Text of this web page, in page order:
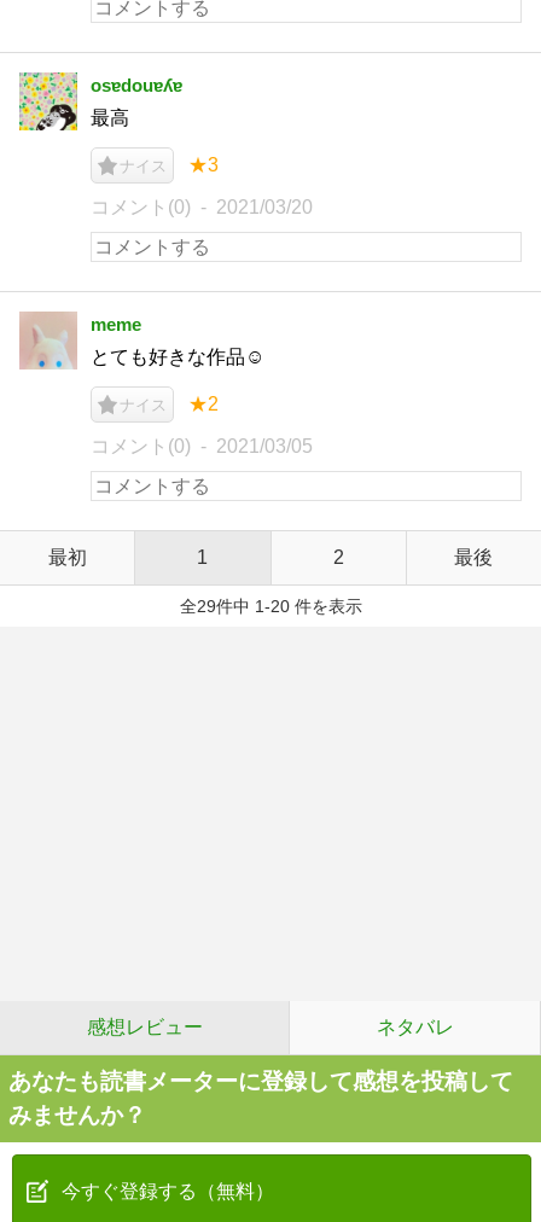
osɐdouɐʎɐ
最高
ナイス ★3
コメント(0) 2021/03/20
meme
とても好きな作品☺︎
ナイス ★2
コメント(0) 2021/03/05
最初 1 2 最後
全29件中 1-20 件を表示
感想レビュー ネタバレ
あなたも読書メーターに登録して感想を投稿して
みませんか？
今すぐ登録する（無料）